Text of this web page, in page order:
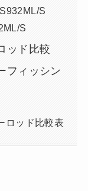
S
S
ッド比較
フィッシン
ロッド比較表